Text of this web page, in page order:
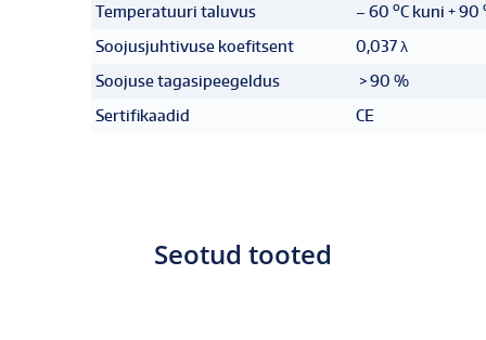
Temperatuuri taluvus
– 60 oC kuni + 90
Soojusjuhtivuse koefitsent
0,037 λ
Soojuse tagasipeegeldus
> 90 %
Sertifikaadid
CE
Seotud tooted